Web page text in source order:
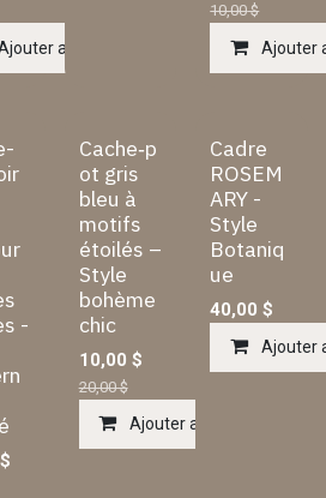
au panier
10,00$
Ajouter
-
$
Cache‑p
ot gris
bleu à
motifs
étoilés –
Style
bohème
chic
10,00 $
20,00$
Ajouter au panier
Cadre
ROSEM
ARY -
Style
Botaniq
ue
40,00 $
Ajouter